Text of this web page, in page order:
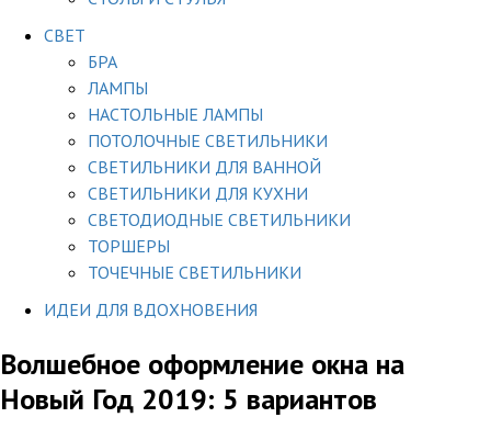
СВЕТ
БРА
ЛАМПЫ
НАСТОЛЬНЫЕ ЛАМПЫ
ПОТОЛОЧНЫЕ СВЕТИЛЬНИКИ
СВЕТИЛЬНИКИ ДЛЯ ВАННОЙ
СВЕТИЛЬНИКИ ДЛЯ КУХНИ
СВЕТОДИОДНЫЕ СВЕТИЛЬНИКИ
ТОРШЕРЫ
ТОЧЕЧНЫЕ СВЕТИЛЬНИКИ
ИДЕИ ДЛЯ ВДОХНОВЕНИЯ
Волшебное оформление окна на
Новый Год 2019: 5 вариантов